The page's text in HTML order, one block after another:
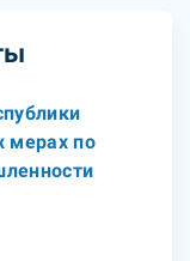
мерах по